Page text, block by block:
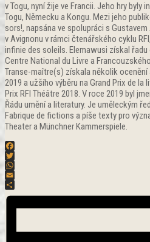
v Togu, nyní žije ve Francii. Jeho hry byly
Togu, Německu a Kongu. Mezi jeho
sors!, napsána ve spolupráci s
v Avignonu v rámci čtenářského cyklu
infinie des soleils. Elemawusi získal
Centre National du Livre a
Transe-maître(s) získala několik ocenění
2019 a užšího výběru na Grand Prix de
Prix RFI Théâtre 2018. V roce 2019 byl
Řádu umění a literatury. Je uměleckým
Fabrique de fictions a píše texty pro
Theater a Münchner Kammerspiele.
Facebook
Twitter
WhatsApp
Email
Share